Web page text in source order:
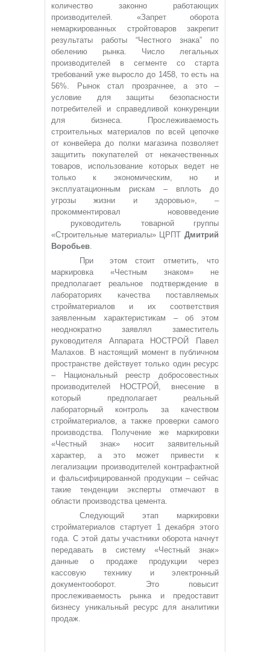
количество законно работающих
производителей. «Запрет оборота
немаркированных стройтоваров закрепит
результаты работы “Честного знака” по
обелению рынка. Число легальных
производителей в сегменте со старта
требований уже выросло до 1458, то есть на
56%. Рынок стал прозрачнее, а это –
условие для защиты безопасности
потребителей и справедливой конкуренции
для бизнеса. Прослеживаемость
строительных материалов по всей цепочке
от конвейера до полки магазина позволяет
защитить покупателей от некачественных
товаров, использование которых ведет не
только к экономическим, но и
эксплуатационным рискам – вплоть до
угрозы жизни и здоровью», –
прокомментировал нововведение
руководитель товарной группы
«Строительные материалы» ЦРПТ Дмитрий
Воробьев.
При этом стоит отметить, что
маркировка «Честным знаком» не
предполагает реальное подтверждение в
лабораториях качества поставляемых
стройматериалов и их соответствия
заявленным характеристикам – об этом
неоднократно заявлял заместитель
руководителя Аппарата НОСТРОЙ Павел
Малахов. В настоящий момент в публичном
пространстве действует только один ресурс
– Национальный реестр добросовестных
производителей НОСТРОЙ, внесение в
который предполагает реальный
лабораторный контроль за качеством
стройматериалов, а также проверки самого
производства. Получение же маркировки
«Честный знак» носит заявительный
характер, а это может привести к
легализации производителей контрафактной
и фальсифицированной продукции – сейчас
такие тенденции эксперты отмечают в
области производства цемента.
Следующий этап маркировки
стройматериалов стартует 1 декабря этого
года. С этой даты участники оборота начнут
передавать в систему «Честный знак»
данные о продаже продукции через
кассовую технику и электронный
документооборот. Это повысит
прослеживаемость рынка и предоставит
бизнесу уникальный ресурс для аналитики
продаж.